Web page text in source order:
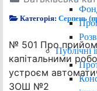
Публічні
Категорія:Серпень
№ 501 Про прийом
капітальними
устроєм
ЗОШ №2